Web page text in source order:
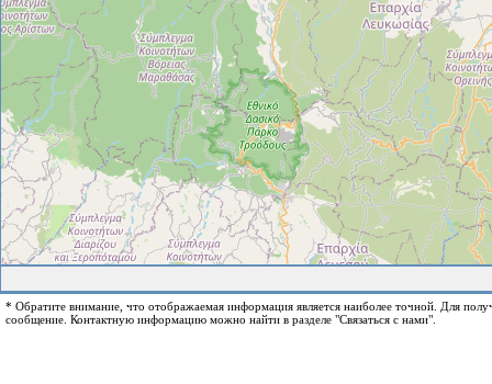
* Обратите внимание, что отображаемая информация является наиболее точной. Для
сообщение. Контактную информацию можно найти в разделе "Связаться с нами".